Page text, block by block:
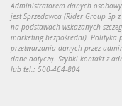
Administratorem danych
jest Sprzedawca (Rider Group Sp
na podstawach wskazanych
marketing bezpośredni). Polityka
przetwarzania danych przez
dane dotyczą. Szybki kontakt z
lub tel.: 500-464-804